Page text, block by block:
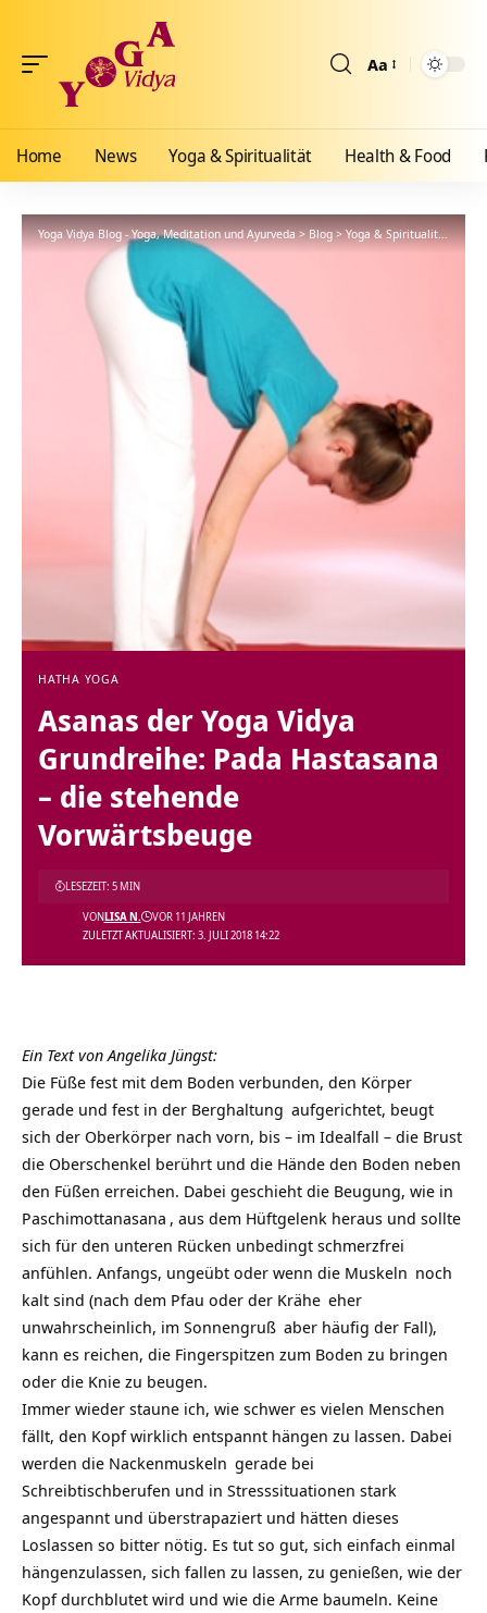
Aa
Home News Yoga & Spiritualität Health & Food
Yoga Vidya Blog - Yoga, Meditation und Ayurveda>Blog>Yoga & Spiritualität >
HATHA YOGA
Asanas der Yoga Vidya
Grundreihe: Pada Hastasana
– die stehende
Vorwärtsbeuge
ZULETZT AKTUALISIERT: 3. JULI 2018 14:22
VONLISA N. VOR 11 JAHREN
LESEZEIT: 5 MIN
Ein Text von Angelika Jüngst:
Die Füße fest mit dem Boden verbunden, den Körper
gerade und fest in der Berghaltung aufgerichtet, beugt
sich der Oberkörper nach vorn, bis – im Idealfall – die Brust
die Oberschenkel berührt und die Hände den Boden neben
den Füßen erreichen. Dabei geschieht die Beugung, wie in
Paschimottanasana , aus dem Hüftgelenk heraus und sollte
sich für den unteren Rücken unbedingt schmerzfrei
anfühlen. Anfangs, ungeübt oder wenn die Muskeln noch
kalt sind (nach dem Pfau oder der Krähe eher
unwahrscheinlich, im Sonnengruß aber häufig der Fall),
kann es reichen, die Fingerspitzen zum Boden zu bringen
oder die Knie zu beugen.
Immer wieder staune ich, wie schwer es vielen Menschen
fällt, den Kopf wirklich entspannt hängen zu lassen. Dabei
werden die Nackenmuskeln gerade bei
Schreibtischberufen und in Stresssituationen stark
angespannt und überstrapaziert und hätten dieses
Loslassen so bitter nötig. Es tut so gut, sich einfach einmal
hängenzulassen, sich fallen zu lassen, zu genießen, wie der
Kopf durchblutet wird und wie die Arme baumeln. Keine